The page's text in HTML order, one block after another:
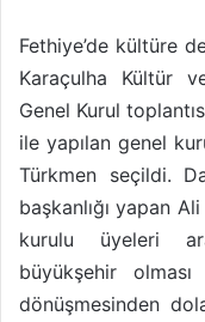
Fethiye’de kültüre
Karaçulha Kültür
Genel Kurul
ile yapılan genel
Türkmen seçildi.
başkanlığı yapan
kurulu üyeleri
büyükşehir olması
dönüşmesinden